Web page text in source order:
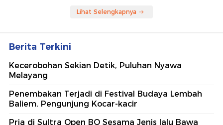
Lihat Selengkapnya
Berita Terkini
Kecerobohan Sekian Detik, Puluhan Nyawa
Melayang
Penembakan Terjadi di Festival Budaya Lembah
Baliem, Pengunjung Kocar-kacir
Pria di Sultra Open BO Sesama Jenis lalu Bawa